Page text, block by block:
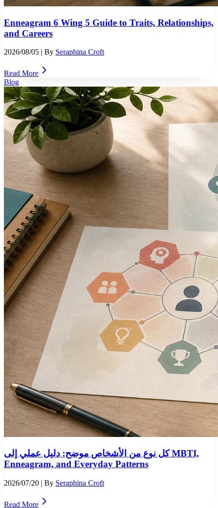
Enneagram 6 Wing 5 Guide to Traits, Relationships,
and Careers
2026/08/05 | By Seraphina Croft
Read More
Blog
كل نوع من الأشخاص موضح: دليل عملي إلى MBTI,
Enneagram, and Everyday Patterns
2026/07/20 | By Seraphina Croft
Read More